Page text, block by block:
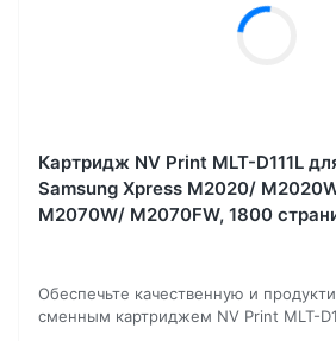
Картридж NV Print MLT-D111L
Samsung Xpress M2020/
M2070W/ M2070FW, 1800
Обеспечьте качественную и
сменным картриджем NV Print MLT-